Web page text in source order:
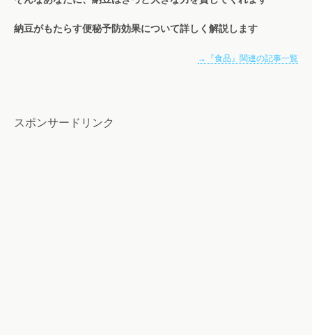
納豆がもたらす便秘予防効果について詳しく解説します
→『食品』関連の記事一覧
スポンサードリンク